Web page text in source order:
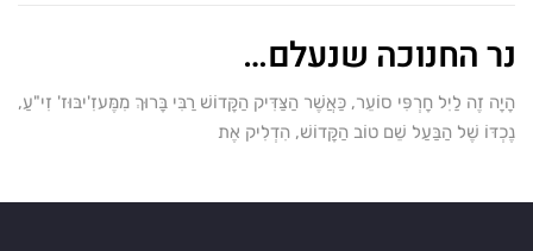
נר החנוכה שנעלם…
הָיָה זֶה לַיִל חָרְפִּי סוֹעֵר, כַּאֲשֶׁר הַצַּדִּיק הַקָּדוֹשׁ רַבִּי בָּרוּךְ מִמֶּעזִ'יבּוּז' זִי"עַ,
נֶכְדּוֹ שֶׁל הַבַּעַל שֵׁם טוֹב הַקָּדוֹשׁ, הִדְלִיק אֶת